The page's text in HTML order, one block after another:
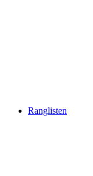
Ranglisten